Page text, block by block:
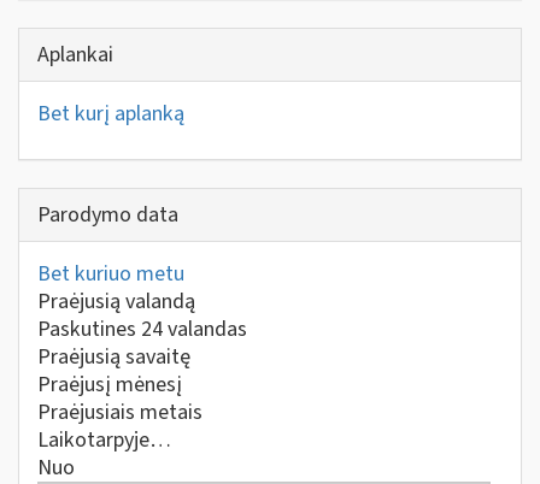
Aplankai
Bet kurį aplanką
Parodymo data
Bet kuriuo metu
Praėjusią valandą
Paskutines 24 valandas
Praėjusią savaitę
Praėjusį mėnesį
Praėjusiais metais
Laikotarpyje…
Nuo